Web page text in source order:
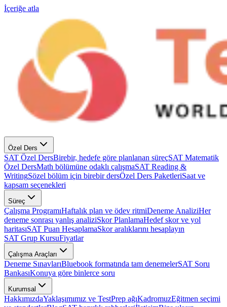
İçeriğe atla
Özel Ders
SAT Özel DersBirebir, hedefe göre planlanan süreçSAT Matematik
Özel DersMath bölümüne odaklı çalışmaSAT Reading &
WritingSözel bölüm için birebir dersÖzel Ders PaketleriSaat ve
kapsam seçenekleri
Süreç
Çalışma ProgramıHaftalık plan ve ödev ritmiDeneme AnaliziHer
deneme sonrası yanlış analiziSkor PlanlamaHedef skor ve yol
haritasıSAT Puan HesaplamaSkor aralıklarını hesaplayın
SAT Grup KursuFiyatlar
Çalışma Araçları
Deneme SınavlarıBluebook formatında tam denemelerSAT Soru
BankasıKonuya göre binlerce soru
Kurumsal
HakkımızdaYaklaşımımız ve TestPrep ağıKadromuzEğitmen seçimi